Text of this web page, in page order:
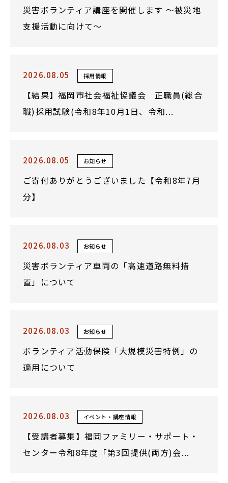
災害ボランティア講座を開催します ～被災地
支援活動に向けて～
2026.08.05 採用情報
【結果】福岡市社会福祉協議会 正職員(総合
職)採用試験(令和8年10月1日、令和...
2026.08.05 お知らせ
ご寄付ありがとうございました【令和8年7月
分】
2026.08.03 お知らせ
災害ボランティア車両の「高速道路無料措
置」について
2026.08.03 お知らせ
ボランティア活動保険「大規模災害特例」の
適用について
2026.08.03 イベント・講座情報
【受講者募集】福岡ファミリー・サポート・
センター令和8年度「第3回提供(両方)会...